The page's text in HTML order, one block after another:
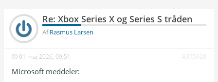
Re: Xbox Series X og Series S tråden
AfRasmus Larsen
01 maj 2026, 09:51 #375928
Microsoft meddeler: